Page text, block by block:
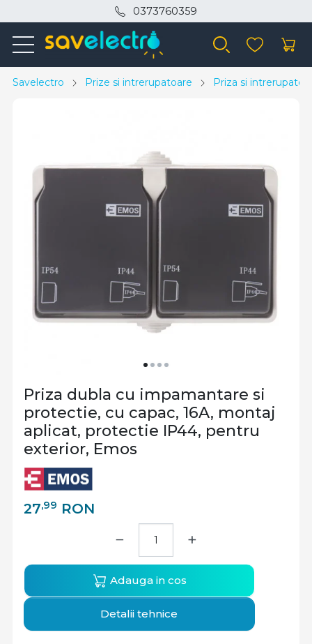
0373760359
Savelectro Prize si intrerupatoare Priza si
Priza dubla cu impamantare si
protectie, cu capac, 16A, montaj
aplicat, protectie IP44, pentru
exterior, Emos
27,99 RON
− +
Adauga in cos
Detalii tehnice